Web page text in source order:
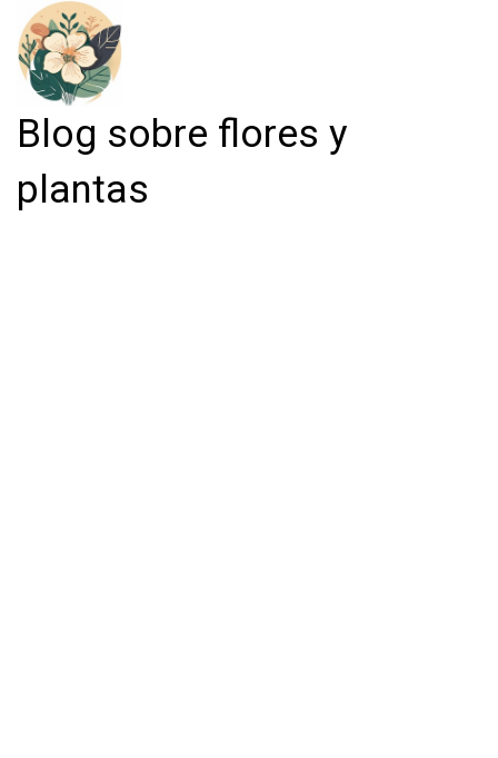
Blog sobre flores y
plantas